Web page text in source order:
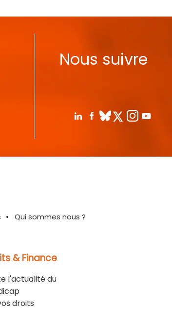
Nous suivre
Qui sommes nous ?
& Finance
l'actualité du
droits